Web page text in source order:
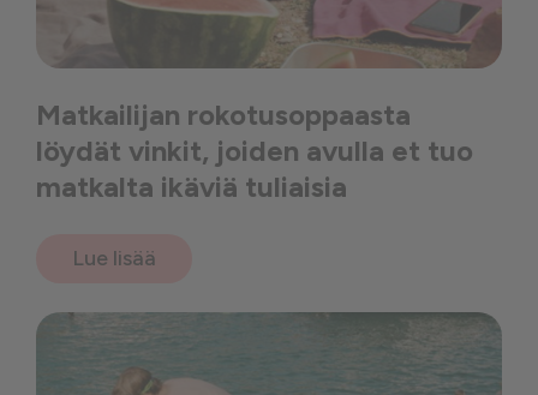
Matkailijan rokotusoppaasta
löydät vinkit, joiden avulla et tuo
matkalta ikäviä tuliaisia
Lue lisää